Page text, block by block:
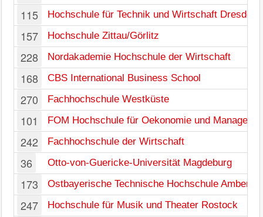
115
Hochschule für Technik und Wirtschaft Dresden
157 Hochschule Zittau/Görlitz
228 Nordakademie Hochschule der Wirtschaft
168 CBS International Business School
270 Fachhochschule Westküste
101 FOM Hochschule für Oekonomie und
242 Fachhochschule der Wirtschaft
36 Otto-von-Guericke-Universität Magdeburg
173 Ostbayerische Technische Hochschule Amberg-
247 Hochschule für Musik und Theater Rostock